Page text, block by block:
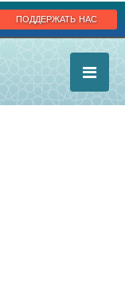
поддержать нас